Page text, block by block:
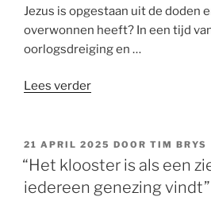
Jezus is opgestaan uit de doden
overwonnen heeft? In een tijd
oorlogsdreiging en …
Lees verder“Op
vredestichters
die
meegaan
GEPLAATST
OP
21 APRIL 2025 DOOR TIM BRYS
“Het klooster is als een
iedereen genezing vindt”